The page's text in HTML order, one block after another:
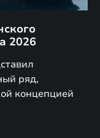
2026
ряд,
концепцией